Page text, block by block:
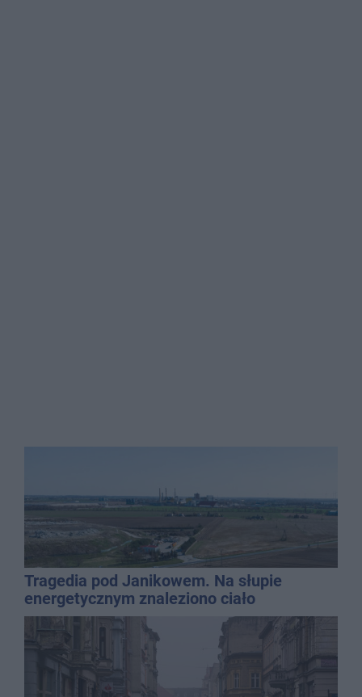
Tragedia pod Janikowem. Na słupie
energetycznym znaleziono ciało
mężczyzny